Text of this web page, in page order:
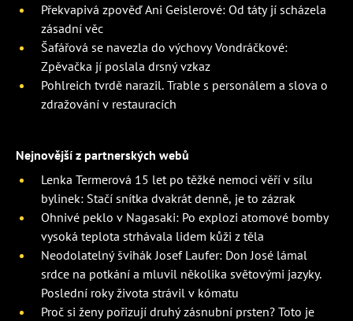
Překvapivá zpověď Ani Geislerové: Od táty jí scházela
zásadní věc
Šafářová se navezla do výchovy Vondráčkové:
Zpěvačka jí poslala drsný vzkaz
Pohlreich tvrdě narazil. Trable s personálem a slova o
zdražování v restauracích
Nejnovější z partnerských webů
Lenka Termerová 15 let po těžké nemoci věří v sílu
bylinek: Stačí snítka dvakrát denně, je to zázrak
Ohnivé peklo v Nagasaki: Po explozi atomové bomby
vysoká teplota strhávala lidem kůži z těla
Neodolatelný švihák Josef Laufer: Don José lámal
srdce na potkání a mluvil několika světovými jazyky.
Poslední roky života strávil v kómatu
Proč si ženy pořizují druhý zásnubní prsten? Toto je